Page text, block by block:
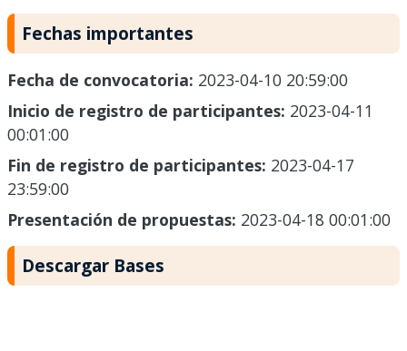
Fechas importantes
Fecha de convocatoria: 2023-04-10 20:59:00
Inicio de registro de participantes: 2023-04-11
00:01:00
Fin de registro de participantes: 2023-04-17
23:59:00
Presentación de propuestas: 2023-04-18 00:01:00
Descargar Bases